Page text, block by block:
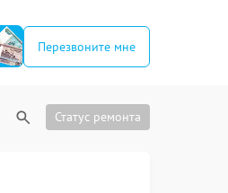
Перезвоните мне
Статус ремонта